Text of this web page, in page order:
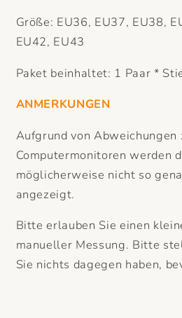
Größe: EU36, EU37, EU38,
EU42, EU43
Paket beinhaltet: 1 Paar *
ANMERKUNGEN
Aufgrund von Abweichungen
Computermonitoren werden
möglicherweise nicht so
angezeigt.
Bitte erlauben Sie einen
manueller Messung. Bitte
Sie nichts dagegen haben,